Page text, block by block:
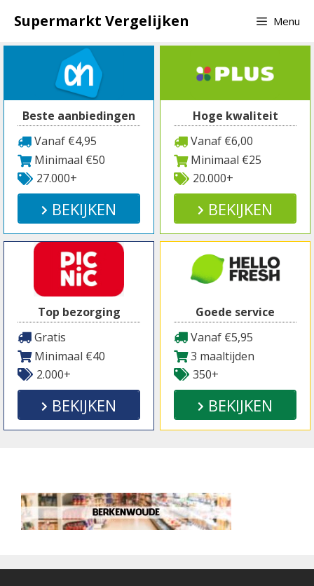
naar
inhoud
Supermarkt Vergelijken Menu
Beste aanbiedingen
Vanaf €4,95
Minimaal €50
27.000+
BEKIJKEN
Hoge kwaliteit
Vanaf €6,00
Minimaal €25
20.000+
BEKIJKEN
Top bezorging
Gratis
Minimaal €40
2.000+
BEKIJKEN
Goede service
Vanaf €5,95
3 maaltijden
350+
BEKIJKEN